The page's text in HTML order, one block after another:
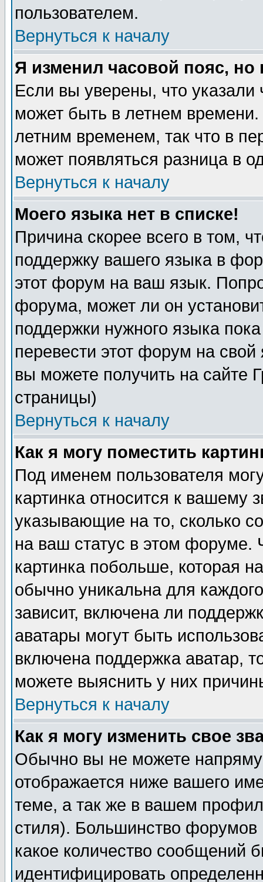
пользователем.
Вернуться к началу
Я изменил часовой пояс,
Если вы уверены, что указали
может быть в летнем
летним временем, так что в
может появляться разница в
Вернуться к началу
Моего языка нет в списке!
Причина скорее всего в том,
поддержку вашего языка в
этот форум на ваш язык.
форума, может ли он
поддержки нужного языка
перевести этот форум на
вы можете получить на сайте
страницы)
Вернуться к началу
Как я могу поместить
Под именем пользователя
картинка относится к вашему
указывающие на то, сколько
на ваш статус в этом форуме.
картинка побольше, которая
обычно уникальна для
зависит, включена ли
аватары могут быть
включена поддержка аватар,
можете выяснить у них
Вернуться к началу
Как я могу изменить свое
Обычно вы не можете
отображается ниже вашего
теме, а так же в вашем
стиля). Большинство форумов
какое количество сообщений
идентифицировать